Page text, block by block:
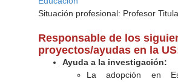
Situación profesional: Profesor
Responsable de los
proyectos/ayudas en la
Ayuda a la investigación:
La adopción en